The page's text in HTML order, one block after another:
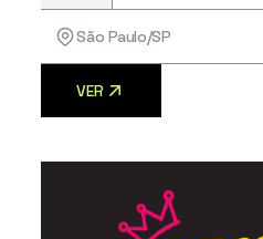
São Paulo/SP
VER